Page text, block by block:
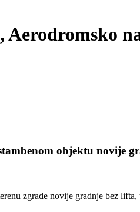
Aerodromsko
objektu novije
zgrade novije gradnje bez